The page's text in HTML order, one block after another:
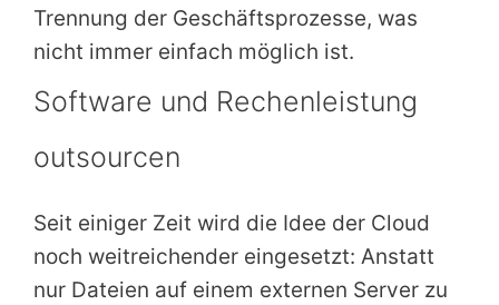
Trennung der Geschäftsprozesse, was
nicht immer einfach möglich ist.
Software und Rechenleistung
outsourcen
Seit einiger Zeit wird die Idee der Cloud
noch weitreichender eingesetzt: Anstatt
nur Dateien auf einem externen Server zu